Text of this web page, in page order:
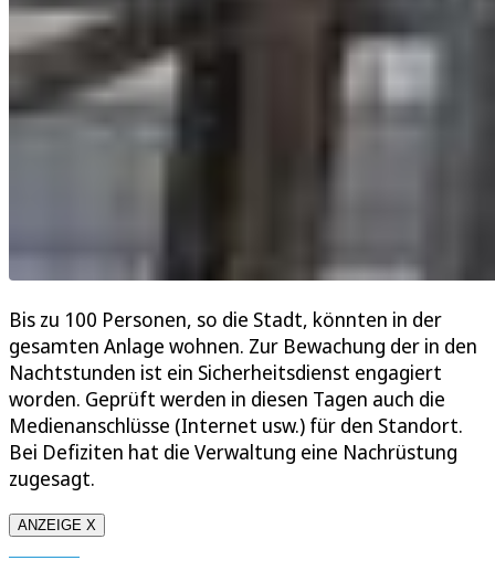
Bis zu 100 Personen, so die Stadt, könnten in der
gesamten Anlage wohnen. Zur Bewachung der in den
Nachtstunden ist ein Sicherheitsdienst engagiert
worden. Geprüft werden in diesen Tagen auch die
Medienanschlüsse (Internet usw.) für den Standort.
Bei Defiziten hat die Verwaltung eine Nachrüstung
zugesagt.
ANZEIGE X